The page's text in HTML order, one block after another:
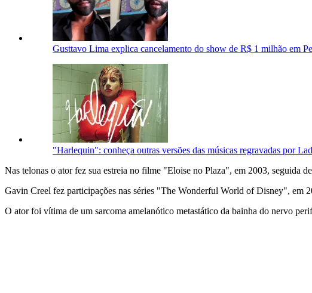
Gusttavo Lima explica cancelamento do show de R$ 1 milhão em
"Harlequin": conheça outras versões das músicas regravadas por
Nas telonas o ator fez sua estreia no filme "Eloise no Plaza", em 2003, seguida
Gavin Creel fez participações nas séries "The Wonderful World of Disney",
O ator foi vítima de um sarcoma amelanótico metastático da bainha do nervo